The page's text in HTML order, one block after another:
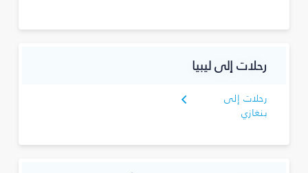
رحلات إلى ليبيا
رحلات إلى
بنغازي